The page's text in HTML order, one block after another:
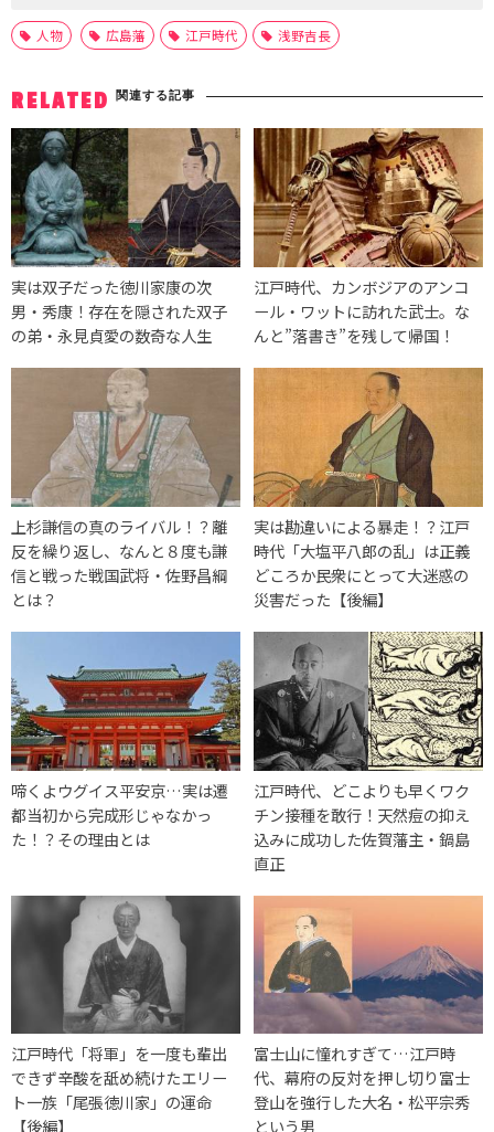
人物 広島藩 江戸時代 浅野吉長
RELATED 関連する記事
実は双子だった徳川家康の次
男・秀康！存在を隠された双子
の弟・永見貞愛の数奇な人生
江戸時代、カンボジアのアンコ
ール・ワットに訪れた武士。な
んと”落書き”を残して帰国！
上杉謙信の真のライバル！？離
反を繰り返し、なんと８度も謙
信と戦った戦国武将・佐野昌綱
とは？
実は勘違いによる暴走！？江戸
時代「大塩平八郎の乱」は正義
どころか民衆にとって大迷惑の
災害だった【後編】
啼くよウグイス平安京…実は遷
都当初から完成形じゃなかっ
た！？その理由とは
江戸時代、どこよりも早くワク
チン接種を敢行！天然痘の抑え
込みに成功した佐賀藩主・鍋島
直正
江戸時代「将軍」を一度も輩出
できず辛酸を舐め続けたエリー
ト一族「尾張徳川家」の運命
【後編】
富士山に憧れすぎて…江戸時
代、幕府の反対を押し切り富士
登山を強行した大名・松平宗秀
という男